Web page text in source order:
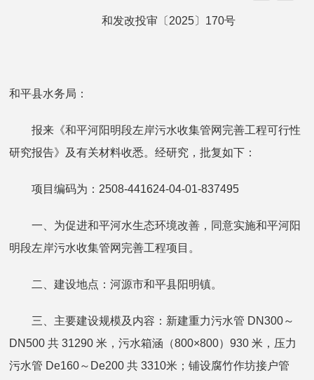
和发改投审〔2025〕170号
和平县水务局：
报来《和平河阳明段左岸污水收集管网完善工程可行性
研究报告》及有关材料收悉。经研究，批复如下：
项目编码为：2508-441624-04-01-837495
一、为促进和平河水生态环境改善，同意实施和平河阳
明段左岸污水收集管网完善工程项目。
二、建设地点：河源市和平县阳明镇。
三、主要建设规模及内容：新建重力污水管 DN300～
DN500 共 31290 米，污水箱涵（800×800）930 米，压力
污水管 De160～De200 共 3310米；铺设腐竹作坊接户管